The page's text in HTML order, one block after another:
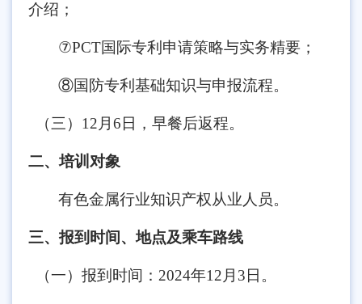
介绍；
⑦PCT国际专利申请策略与实务精要；
⑧国防专利基础知识与申报流程。
（三）12月6日，早餐后返程。
二、培训对象
有色金属行业知识产权从业人员。
三、报到时间、地点及乘车路线
（一）报到时间：2024年12月3日。